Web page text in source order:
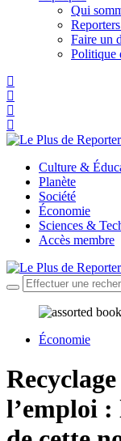
Qui
Faire un
Politique
Culture &
Planète
Société
Économie
Sciences &
Accès membre
Économie
l’emploi :